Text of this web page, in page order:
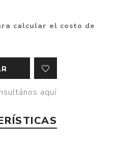
calcular el costo de
aquí